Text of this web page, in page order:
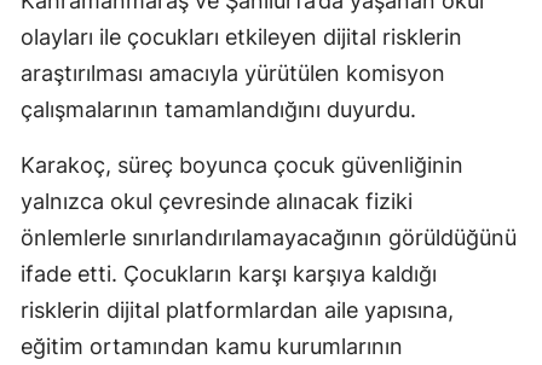
olayları ile çocukları etkileyen dijital risklerin
araştırılması amacıyla yürütülen komisyon
çalışmalarının tamamlandığını duyurdu.
Karakoç, süreç boyunca çocuk güvenliğinin
yalnızca okul çevresinde alınacak fiziki
önlemlerle sınırlandırılamayacağının görüldüğünü
ifade etti. Çocukların karşı karşıya kaldığı
risklerin dijital platformlardan aile yapısına,
eğitim ortamından kamu kurumlarının